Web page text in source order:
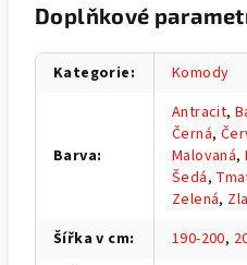
Doplňkové
Kategorie: Komody
Barva:
Antracit,
Černá,
Malovaná,
Šedá,
Zelená,
Šířka v cm: 190-200,